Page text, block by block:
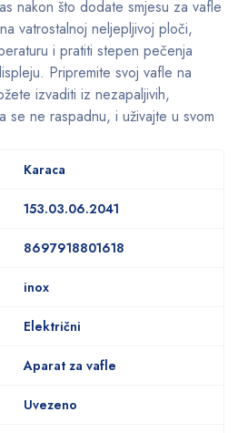
nakon što dodate smjesu za vafle
vatrostalnoj neljepljivoj ploči,
i pratiti stepen pečenja
Pripremite svoj vafle na
izvaditi iz nezapaljivih,
se ne raspadnu, i uživajte u svom
Karaca
153.03.06.2041
8697918801618
inox
Električni
Aparat za vafle
Uvezeno